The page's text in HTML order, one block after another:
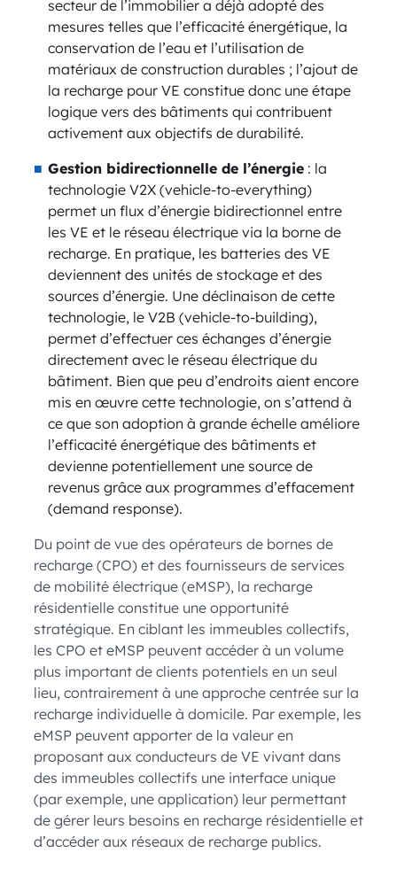
secteur de l’immobilier a déjà adopté des
mesures telles que l’efficacité énergétique, la
conservation de l’eau et l’utilisation de
matériaux de construction durables ; l’ajout de
la recharge pour VE constitue donc une étape
logique vers des bâtiments qui contribuent
activement aux objectifs de durabilité.
Gestion bidirectionnelle de l’énergie : la
technologie V2X (vehicle-to-everything)
permet un flux d’énergie bidirectionnel entre
les VE et le réseau électrique via la borne de
recharge. En pratique, les batteries des VE
deviennent des unités de stockage et des
sources d’énergie. Une déclinaison de cette
technologie, le V2B (vehicle-to-building),
permet d’effectuer ces échanges d’énergie
directement avec le réseau électrique du
bâtiment. Bien que peu d’endroits aient encore
mis en œuvre cette technologie, on s’attend à
ce que son adoption à grande échelle améliore
l’efficacité énergétique des bâtiments et
devienne potentiellement une source de
revenus grâce aux programmes d’effacement
(demand response).
Du point de vue des opérateurs de bornes de
recharge (CPO) et des fournisseurs de services
de mobilité électrique (eMSP), la recharge
résidentielle constitue une opportunité
stratégique. En ciblant les immeubles collectifs,
les CPO et eMSP peuvent accéder à un volume
plus important de clients potentiels en un seul
lieu, contrairement à une approche centrée sur la
recharge individuelle à domicile. Par exemple, les
eMSP peuvent apporter de la valeur en
proposant aux conducteurs de VE vivant dans
des immeubles collectifs une interface unique
(par exemple, une application) leur permettant
de gérer leurs besoins en recharge résidentielle et
d’accéder aux réseaux de recharge publics.